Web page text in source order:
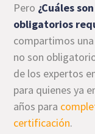
Pero ¿Cuáles
obligatorios
compartimos
no son
de los expertos
para quienes ya
años para
certificación.